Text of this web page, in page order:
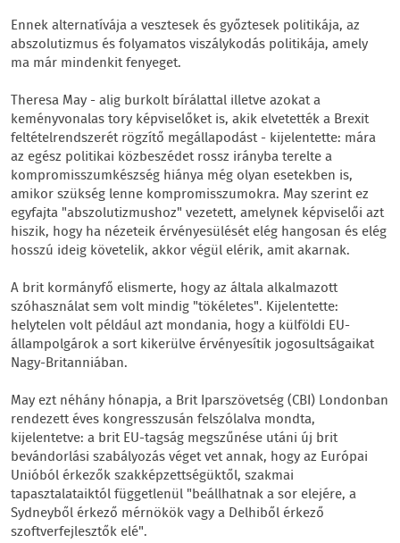
Ennek alternatívája a vesztesek és győztesek politikája, az
abszolutizmus és folyamatos viszálykodás politikája, amely
ma már mindenkit fenyeget.
Theresa May - alig burkolt bírálattal illetve azokat a
keményvonalas tory képviselőket is, akik elvetették a Brexit
feltételrendszerét rögzítő megállapodást - kijelentette: mára
az egész politikai közbeszédet rossz irányba terelte a
kompromisszumkészség hiánya még olyan esetekben is,
amikor szükség lenne kompromisszumokra. May szerint ez
egyfajta "abszolutizmushoz" vezetett, amelynek képviselői azt
hiszik, hogy ha nézeteik érvényesülését elég hangosan és elég
hosszú ideig követelik, akkor végül elérik, amit akarnak.
A brit kormányfő elismerte, hogy az általa alkalmazott
szóhasználat sem volt mindig "tökéletes". Kijelentette:
helytelen volt például azt mondania, hogy a külföldi EU-
állampolgárok a sort kikerülve érvényesítik jogosultságaikat
Nagy-Britanniában.
May ezt néhány hónapja, a Brit Iparszövetség (CBI) Londonban
rendezett éves kongresszusán felszólalva mondta,
kijelentetve: a brit EU-tagság megszűnése utáni új brit
bevándorlási szabályozás véget vet annak, hogy az Európai
Unióból érkezők szakképzettségüktől, szakmai
tapasztalataiktól függetlenül "beállhatnak a sor elejére, a
Sydneyből érkező mérnökök vagy a Delhiből érkező
szoftverfejlesztők elé".